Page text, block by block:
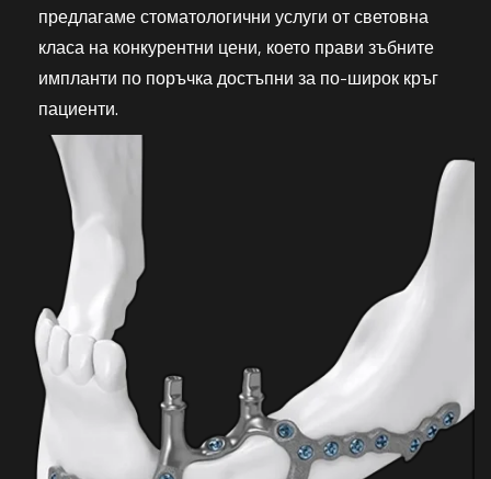
предлагаме стоматологични услуги от световна
класа на конкурентни цени, което прави зъбните
импланти по поръчка достъпни за по-широк кръг
пациенти.